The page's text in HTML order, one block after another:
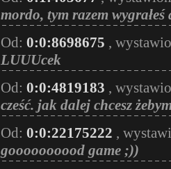
mordo, tym razem
Od: 0:0:8698675 ,
LUUUcek
Od: 0:0:4819183 ,
cześć. jak dalej chcesz
Od: 0:0:22175222 ,
goooooooood game ;))